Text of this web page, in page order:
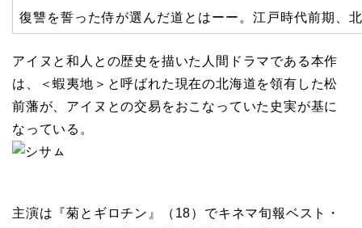
復讐を誓った侍が選んだ道とはーー。江戸時代前期、
アイヌと和人との歴史を描いた人間ドラマである本作
は、＜蝦夷地＞と呼ばれた現在の北海道を領有した松
前藩が、アイヌとの交易をおこなっていた史実が基に
なっている。
主演は『菊とギロチン』（18）でキネマ旬報ベスト・